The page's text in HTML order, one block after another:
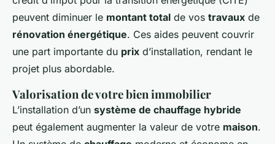
peuvent diminuer le montant total de vos travaux de
rénovation énergétique. Ces aides peuvent couvrir
une part importante du prix d’installation, rendant le
projet plus abordable.
Valorisation de votre bien immobilier
L’installation d’un système de chauffage hybride
peut également augmenter la valeur de votre maison.